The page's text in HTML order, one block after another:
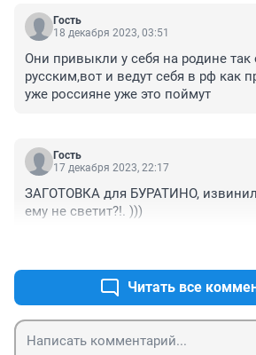
Гость
18 декабря 2023, 03:51
Они привыкли у себя на родине так
русским,вот и ведут себя в рф как
уже россияне уже это поймут
Гость
17 декабря 2023, 22:17
ЗАГОТОВКА для БУРАТИНО,
ему не светит?!. )))
Читать все